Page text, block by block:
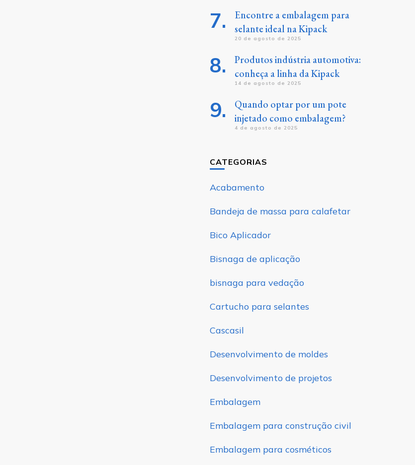
Encontre a embalagem para
selante ideal na Kipack
20 de agosto de 2025
Produtos indústria automotiva:
conheça a linha da Kipack
14 de agosto de 2025
Quando optar por um pote
injetado como embalagem?
4 de agosto de 2025
CATEGORIAS
Acabamento
Bandeja de massa para calafetar
Bico Aplicador
Bisnaga de aplicação
bisnaga para vedação
Cartucho para selantes
Cascasil
Desenvolvimento de moldes
Desenvolvimento de projetos
Embalagem
Embalagem para construção civil
Embalagem para cosméticos